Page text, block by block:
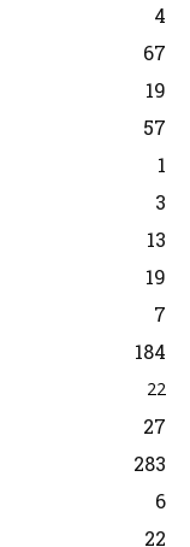
4
67
19
57
1
3
13
19
7
184
22
27
283
6
22